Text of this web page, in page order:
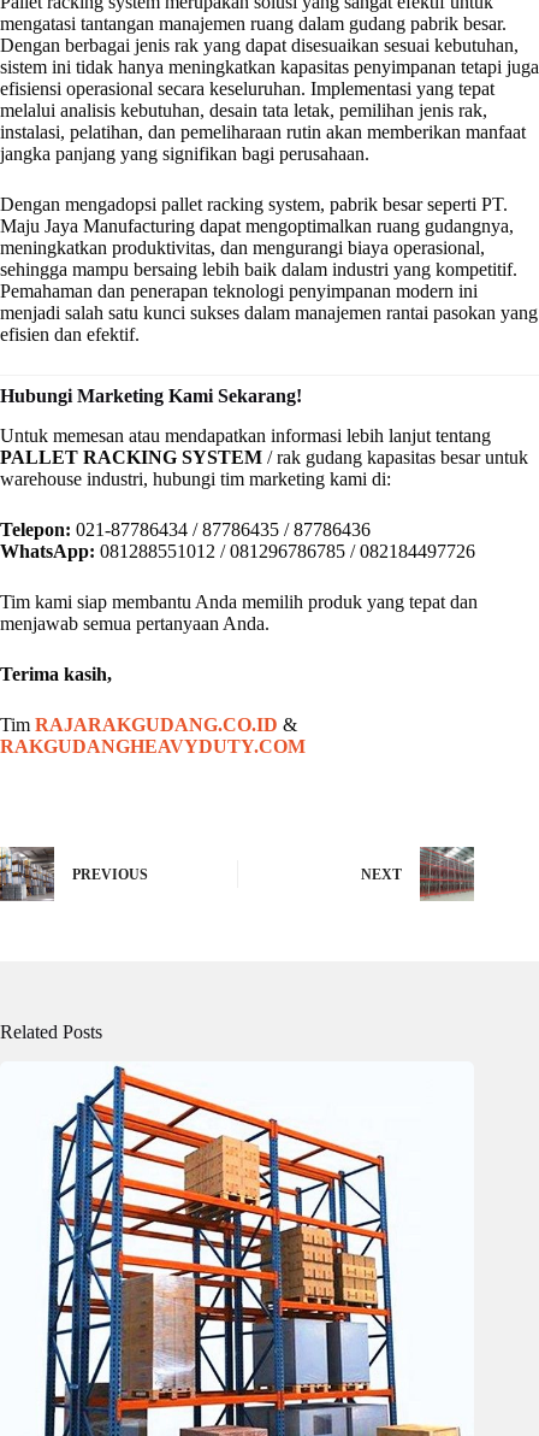
mengatasi tantangan manajemen ruang dalam gudang pabrik besar.
Dengan berbagai jenis rak yang dapat disesuaikan sesuai kebutuhan,
sistem ini tidak hanya meningkatkan kapasitas penyimpanan tetapi juga
efisiensi operasional secara keseluruhan. Implementasi yang tepat
melalui analisis kebutuhan, desain tata letak, pemilihan jenis rak,
instalasi, pelatihan, dan pemeliharaan rutin akan memberikan manfaat
jangka panjang yang signifikan bagi perusahaan.
Dengan mengadopsi pallet racking system, pabrik besar seperti PT.
Maju Jaya Manufacturing dapat mengoptimalkan ruang gudangnya,
meningkatkan produktivitas, dan mengurangi biaya operasional,
sehingga mampu bersaing lebih baik dalam industri yang kompetitif.
Pemahaman dan penerapan teknologi penyimpanan modern ini
menjadi salah satu kunci sukses dalam manajemen rantai pasokan yang
efisien dan efektif.
Hubungi Marketing Kami Sekarang!
Untuk memesan atau mendapatkan informasi lebih lanjut tentang
PALLET RACKING SYSTEM / rak gudang kapasitas besar untuk
warehouse industri, hubungi tim marketing kami di:
Telepon: 021-87786434 / 87786435 / 87786436
WhatsApp: 081288551012 / 081296786785 / 082184497726
Tim kami siap membantu Anda memilih produk yang tepat dan
menjawab semua pertanyaan Anda.
Terima kasih,
Tim RAJARAKGUDANG.CO.ID &
RAKGUDANGHEAVYDUTY.COM
PREVIOUS NEXT
Related Posts